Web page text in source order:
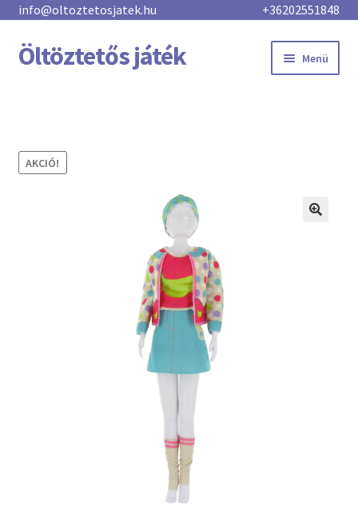
info@oltoztetosjatek.hu +36202551848
Öltöztetős játék Menü
AKCIÓ!